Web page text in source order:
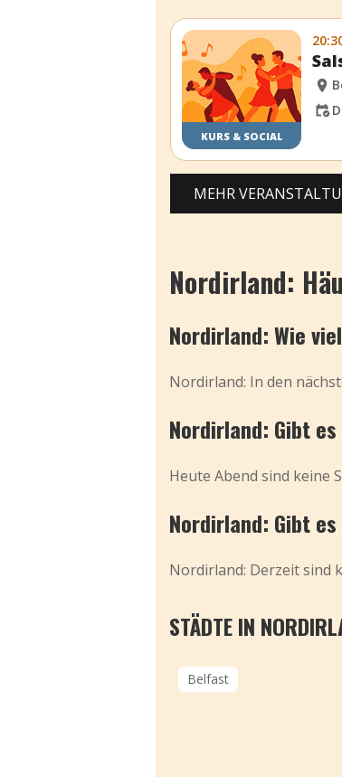
KURS & SOCIAL
MEHR
Nordirland:
Nordirland: Wie
Nordirland: In den
Nordirland: Gibt
Heute Abend sind keine
Nordirland: Gibt
Nordirland: Derzeit sind
STÄDTE IN
Belfast